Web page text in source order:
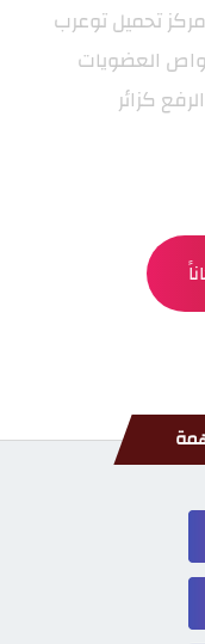
مركز تحميل توعرب
العضويات
كزائر